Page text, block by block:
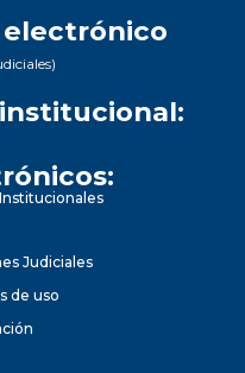
electrónico
Judiciales
de uso